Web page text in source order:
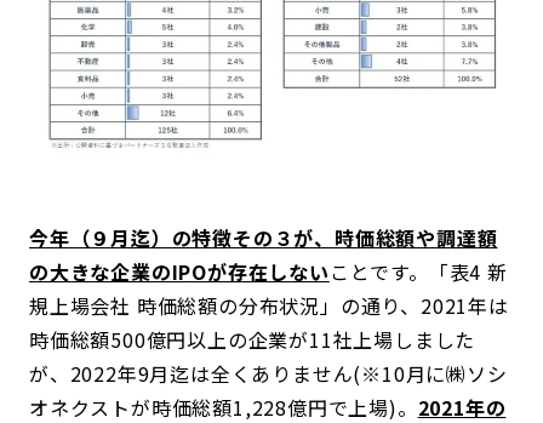
今年（９月迄）の特徴その３が、時価総額や調達額
の大きな企業のIPOが存在しないことです。「表4 新
規上場会社 時価総額の分布状況」の通り、2021年は
時価総額500億円以上の企業が11社上場しました
が、2022年9月迄は全くありません(※10月に㈱ソシ
オネクストが時価総額1,228億円で上場)。 2021年の